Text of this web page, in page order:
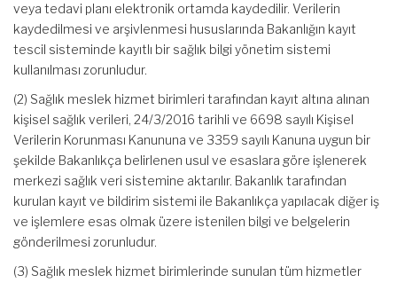
veya tedavi planı elektronik ortamda kaydedilir. Verilerin
kaydedilmesi ve arşivlenmesi hususlarında Bakanlığın kayıt
tescil sisteminde kayıtlı bir sağlık bilgi yönetim sistemi
kullanılması zorunludur.
(2) Sağlık meslek hizmet birimleri tarafından kayıt altına alınan
kişisel sağlık verileri, 24/3/2016 tarihli ve 6698 sayılı Kişisel
Verilerin Korunması Kanununa ve 3359 sayılı Kanuna uygun bir
şekilde Bakanlıkça belirlenen usul ve esaslara göre işlenerek
merkezi sağlık veri sistemine aktarılır. Bakanlık tarafından
kurulan kayıt ve bildirim sistemi ile Bakanlıkça yapılacak diğer iş
ve işlemlere esas olmak üzere istenilen bilgi ve belgelerin
gönderilmesi zorunludur.
(3) Sağlık meslek hizmet birimlerinde sunulan tüm hizmetler